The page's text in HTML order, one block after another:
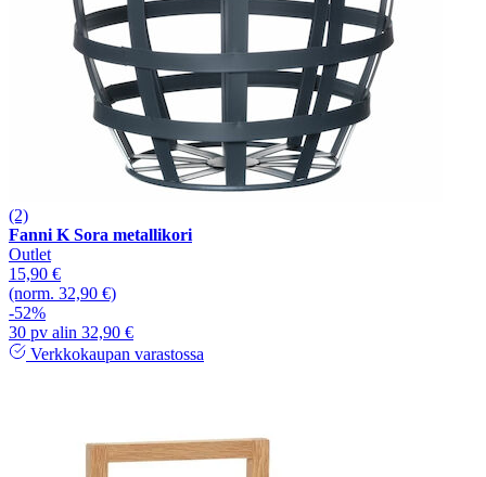
(2)
Fanni K Sora metallikori
Outlet
15,90 €
(norm. 32,90 €)
-52%
30 pv alin 32,90 €
Verkkokaupan varastossa